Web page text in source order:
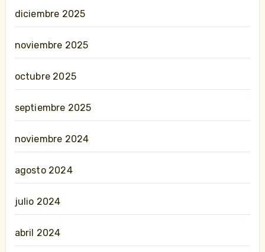
diciembre 2025
noviembre 2025
octubre 2025
septiembre 2025
noviembre 2024
agosto 2024
julio 2024
abril 2024